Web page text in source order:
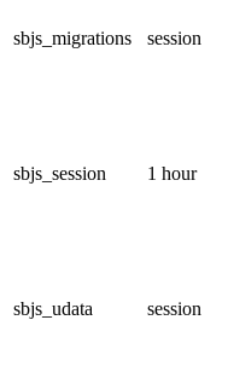
sbjs_migrations session
sbjs_session 1 hour
sbjs_udata session